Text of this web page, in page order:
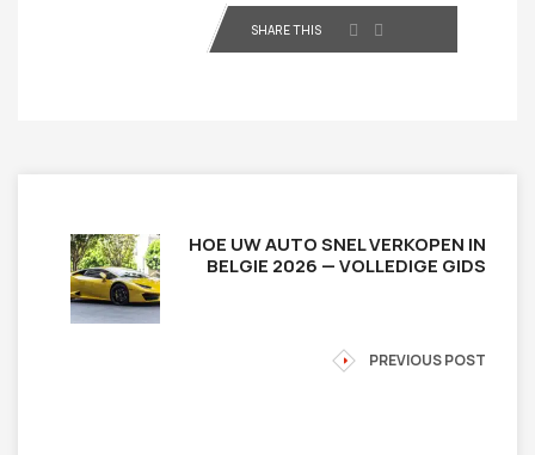
SHARE THIS
HOE UW AUTO SNEL VERKOPEN IN
BELGIE 2026 — VOLLEDIGE GIDS
PREVIOUS POST